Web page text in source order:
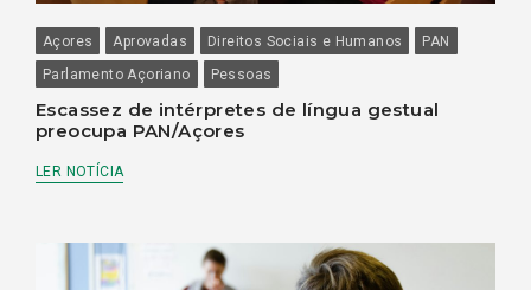
Açores Aprovadas Direitos Sociais e Humanos
PAN
Parlamento Açoriano
Pessoas
Escassez de intérpretes de língua gestual
preocupa PAN/Açores
LER NOTÍCIA